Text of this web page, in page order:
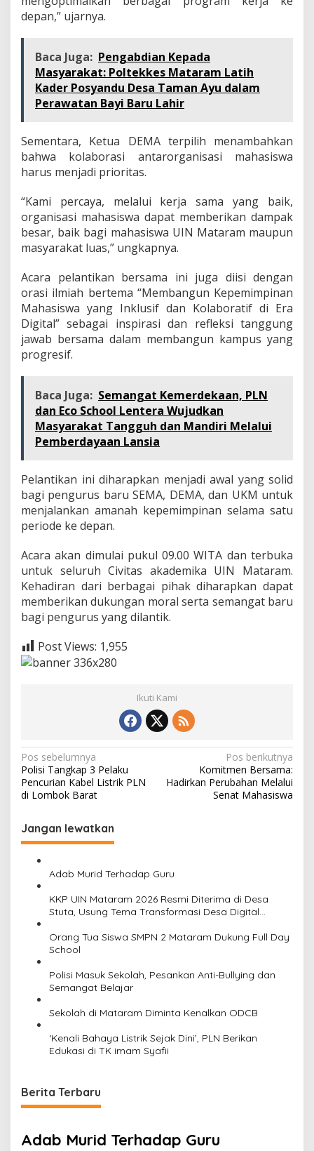
depan,” ujarnya.
Baca Juga: Pengabdian Kepada
Masyarakat: Poltekkes Mataram Latih
Kader Posyandu Desa Taman Ayu dalam
Perawatan Bayi Baru Lahir
Sementara, Ketua DEMA terpilih menambahkan
bahwa kolaborasi antarorganisasi mahasiswa
harus menjadi prioritas.
“Kami percaya, melalui kerja sama yang baik,
organisasi mahasiswa dapat memberikan dampak
besar, baik bagi mahasiswa UIN Mataram maupun
masyarakat luas,” ungkapnya.
Acara pelantikan bersama ini juga diisi dengan
orasi ilmiah bertema “Membangun Kepemimpinan
Mahasiswa yang Inklusif dan Kolaboratif di Era
Digital” sebagai inspirasi dan refleksi tanggung
jawab bersama dalam membangun kampus yang
progresif.
Baca Juga: Semangat Kemerdekaan, PLN
dan Eco School Lentera Wujudkan
Masyarakat Tangguh dan Mandiri Melalui
Pemberdayaan Lansia
Pelantikan ini diharapkan menjadi awal yang solid
bagi pengurus baru SEMA, DEMA, dan UKM untuk
menjalankan amanah kepemimpinan selama satu
periode ke depan.
Acara akan dimulai pukul 09.00 WITA dan terbuka
untuk seluruh Civitas akademika UIN Mataram.
Kehadiran dari berbagai pihak diharapkan dapat
memberikan dukungan moral serta semangat baru
bagi pengurus yang dilantik.
Post Views: 1,955
Ikuti Kami
Navigasi
pos
Pos sebelumnya
Polisi Tangkap 3 Pelaku
Pencurian Kabel Listrik PLN
di Lombok Barat
Pos berikutnya
Komitmen Bersama:
Hadirkan Perubahan Melalui
Senat Mahasiswa
Jangan lewatkan
Adab Murid Terhadap Guru
KKP UIN Mataram 2026 Resmi Diterima di Desa
Stuta, Usung Tema Transformasi Desa Digital
Orang Tua Siswa SMPN 2 Mataram Dukung Full Day
School
Polisi Masuk Sekolah, Pesankan Anti-Bullying dan
Semangat Belajar
Sekolah di Mataram Diminta Kenalkan ODCB
‘Kenali Bahaya Listrik Sejak Dini’, PLN Berikan
Edukasi di TK imam Syafii
Berita Terbaru
Adab Murid Terhadap Guru